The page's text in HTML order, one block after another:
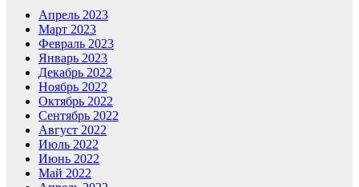
Апрель 2023
Март 2023
Февраль 2023
Январь 2023
Декабрь 2022
Ноябрь 2022
Октябрь 2022
Сентябрь 2022
Август 2022
Июль 2022
Июнь 2022
Май 2022